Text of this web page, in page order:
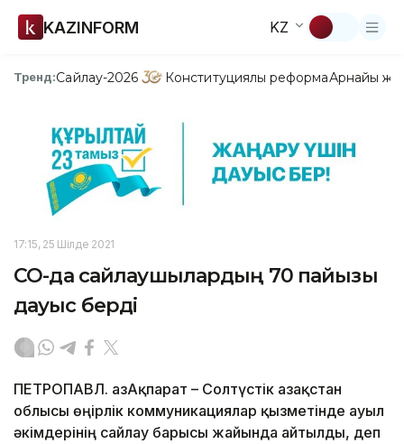
KAZINFORM KZ
Тренд:Сайлау-2026 Конституциялық реформаАрнайы
17:15, 25 Шілде 2021
СҚО-да сайлаушылардың 70 пайызы
дауыс берді
ПЕТРОПАВЛ. ҚазАқпарат – Солтүстік Қазақстан
облысы өңірлік коммуникациялар қызметінде ауыл
әкімдерінің сайлау барысы жайында айтылды, деп